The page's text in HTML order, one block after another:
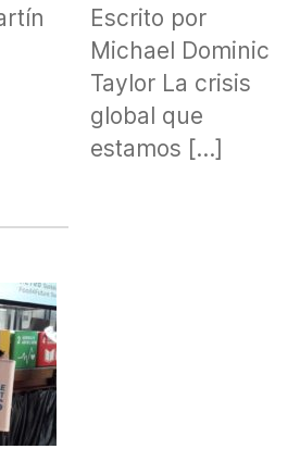
Escrito por
Michael Dominic
Taylor La crisis
global que
estamos […]